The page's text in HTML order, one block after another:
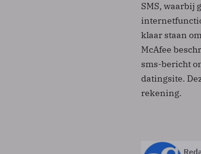
SMS, waarbij
klaar staan
McAfee
sms-bericht
datingsite.
rekening.